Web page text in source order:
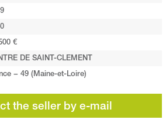
€
DE SAINT-CLEMENT
− 49 (Maine-et-Loire)
the seller by e-mail